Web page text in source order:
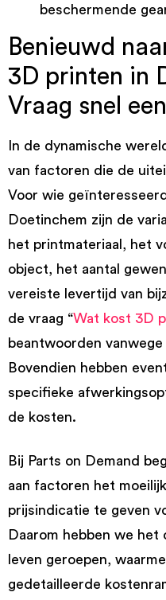
beschermende
Benieuwd
3D printen in
Vraag snel
In de dynamische
van factoren die de
Voor wie
Doetinchem zijn de
het printmateriaal, het
object, het aantal
vereiste levertijd van
de vraag “Wat kost 3D
beantwoorden
Bovendien hebben
specifieke
de kosten.
Bij Parts on Demand
aan factoren het
prijsindicatie te geven
Daarom hebben we
leven geroepen,
gedetailleerde